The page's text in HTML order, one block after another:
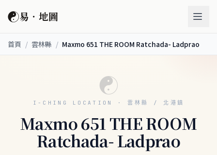
☯易．地圖
首頁 / 雲林縣 / Maxmo 651 THE ROOM Ratchada- Ladprao
☯
I-CHING LOCATION · 雲林縣 / 北港鎮
Maxmo 651 THE ROOM
Ratchada- Ladprao